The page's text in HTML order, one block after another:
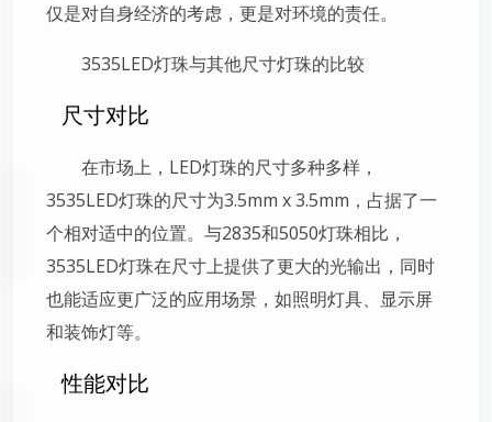
仅是对自身经济的考虑，更是对环境的责任。
3535LED灯珠与其他尺寸灯珠的比较
尺寸对比
在市场上，LED灯珠的尺寸多种多样，
3535LED灯珠的尺寸为3.5mm x 3.5mm，占据了一
个相对适中的位置。与2835和5050灯珠相比，
3535LED灯珠在尺寸上提供了更大的光输出，同时
也能适应更广泛的应用场景，如照明灯具、显示屏
和装饰灯等。
性能对比